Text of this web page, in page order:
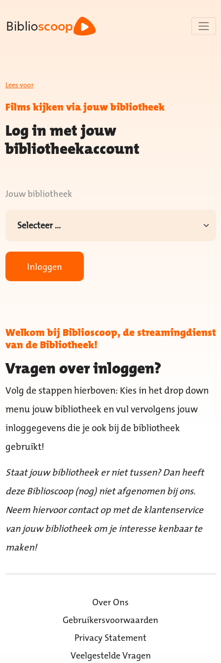
Biblioscoop
Lees voor
Films kijken via jouw bibliotheek
Log in met jouw
bibliotheekaccount
Jouw bibliotheek
Inloggen
Welkom bij Biblioscoop, de streamingdienst
van de Bibliotheek!
Vragen over inloggen?
Volg de stappen hierboven: Kies in het drop down
menu jouw bibliotheek en vul vervolgens jouw
inloggegevens die je ook bij de bibliotheek
gebruikt!
Staat jouw bibliotheek er niet tussen? Dan heeft
deze Biblioscoop (nog) niet afgenomen bij ons.
Neem hiervoor contact op met de klantenservice
van jouw bibliotheek om je interesse kenbaar te
maken!
Over Ons
Gebruikersvoorwaarden
Privacy Statement
Veelgestelde Vragen